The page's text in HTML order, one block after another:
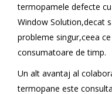
termopamele defecte
Window Solution,decat
probleme singur,ceea
consumatoare de timp.
Un alt avantaj al
termopane este